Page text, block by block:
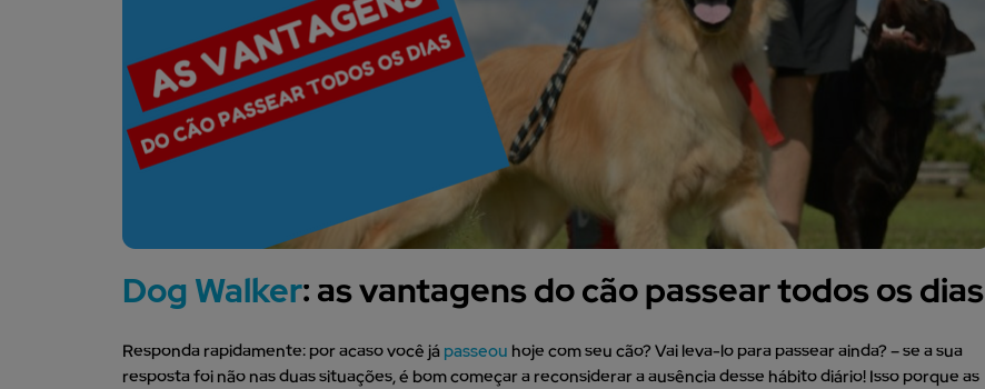
Dog Walker: as vantagens do cão passear todos os dias
Responda rapidamente: por acaso você já passeou hoje com seu cão? Vai leva-lo para passear ainda? – se a sua
resposta foi não nas duas situações, é bom começar a reconsiderar a ausência desse hábito diário! Isso porque as